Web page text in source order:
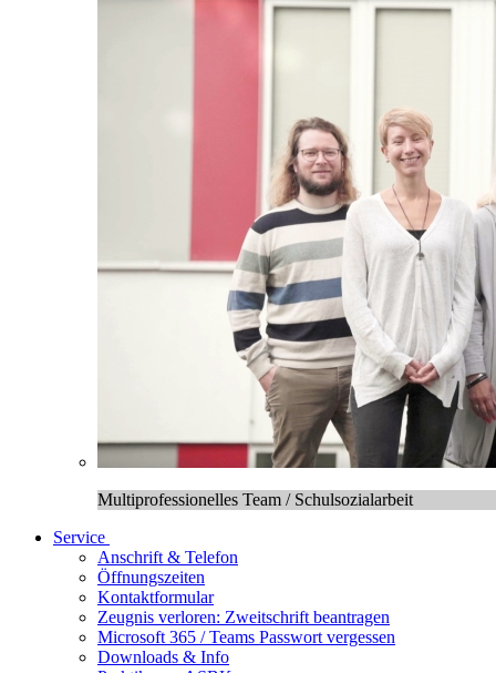
Multiprofessionelles Team / Schulsozialarbeit
Service
Anschrift & Telefon
Öffnungszeiten
Kontaktformular
Zeugnis verloren: Zweitschrift beantragen
Microsoft 365 / Teams Passwort vergessen
Downloads & Info